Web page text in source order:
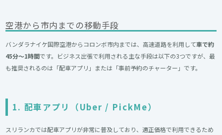
空港から市内までの移動手段
バンダラナイケ国際空港からコロンボ市内までは、高速道路を利用して車で約
45分〜1時間です。ビジネス出張で利用される主な手段は以下の3つですが、最
も推奨されるのは「配車アプリ」または「事前予約のチャーター」です。
1. 配車アプリ（Uber / PickMe）
スリランカでは配車アプリが非常に普及しており、適正価格で利用できるため